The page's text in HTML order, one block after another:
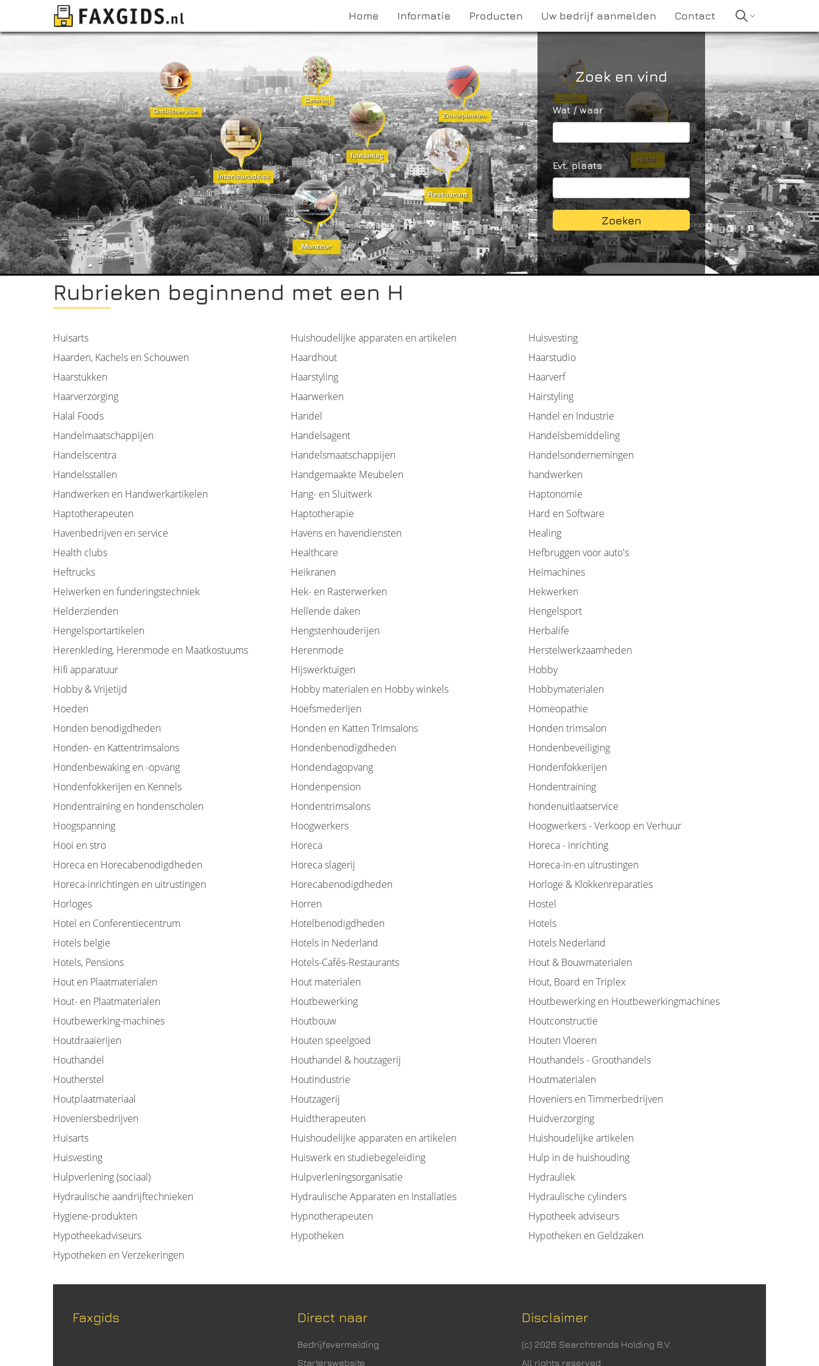
Home Informatie Producten Uw bedrijf aanmelden Contact
Zoek en vind
Wat / waar
Evt. plaats
Zoeken
Rubrieken beginnend met een H
Huisarts Huishoudelijke apparaten en artikelen
Huisvesting
Haarden, Kachels en Schouwen
Haardhout
Haarstudio
Haarstukken
Haarstyling
Haarverf
Haarverzorging
Haarwerken
Hairstyling
Halal Foods
Handel
Handel en Industrie
Handelmaatschappijen
Handelsagent
Handelsbemiddeling
Handelscentra
Handelsmaatschappijen
Handelsondernemingen
Handelsstallen
Handgemaakte Meubelen
handwerken
Handwerken en Handwerkartikelen
Hang- en Sluitwerk
Haptonomie
Haptotherapeuten
Haptotherapie
Hard en Software
Havenbedrijven en service
Havens en havendiensten
Healing
Health clubs
Healthcare
Hefbruggen voor auto's
Heftrucks
Heikranen
Heimachines
Heiwerken en funderingstechniek
Hek- en Rasterwerken
Hekwerken
Helderzienden
Hellende daken
Hengelsport
Hengelsportartikelen
Hengstenhouderijen
Herbalife
Herenkleding, Herenmode en Maatkostuums
Herenmode
Herstelwerkzaamheden
Hifi apparatuur
Hijswerktuigen
Hobby
Hobby & Vrijetijd
Hobby materialen en Hobby winkels
Hobbymaterialen
Hoeden
Hoefsmederijen
Homeopathie
Honden benodigdheden
Honden en Katten Trimsalons
Honden trimsalon
Honden- en Kattentrimsalons
Hondenbenodigdheden
Hondenbeveiliging
Hondenbewaking en -opvang
Hondendagopvang
Hondenfokkerijen
Hondenfokkerijen en Kennels
Hondenpension
Hondentraining
Hondentraining en hondenscholen
Hondentrimsalons
hondenuitlaatservice
Hoogspanning
Hoogwerkers
Hoogwerkers - Verkoop en Verhuur
Hooi en stro
Horeca
Horeca - inrichting
Horeca en Horecabenodigdheden
Horeca slagerij
Horeca-in-en uitrustingen
Horeca-inrichtingen en uitrustingen
Horecabenodigdheden
Horloge & Klokkenreparaties
Horloges
Horren
Hostel
Hotel en Conferentiecentrum
Hotelbenodigdheden
Hotels
Hotels belgie
Hotels in Nederland
Hotels Nederland
Hotels, Pensions
Hotels-Cafés-Restaurants
Hout & Bouwmaterialen
Hout en Plaatmaterialen
Hout materialen
Hout, Board en Triplex
Hout- en Plaatmaterialen
Houtbewerking
Houtbewerking en Houtbewerkingmachines
Houtbewerking-machines
Houtbouw
Houtconstructie
Houtdraaierijen
Houten speelgoed
Houten Vloeren
Houthandel
Houthandel & houtzagerij
Houthandels - Groothandels
Houtherstel
Houtindustrie
Houtmaterialen
Houtplaatmateriaal
Houtzagerij
Hoveniers en Timmerbedrijven
Hoveniersbedrijven
Huidtherapeuten
Huidverzorging
Huisarts
Huishoudelijke apparaten en artikelen
Huishoudelijke artikelen
Huisvesting
Huiswerk en studiebegeleiding
Hulp in de huishouding
Hulpverlening (sociaal)
Hulpverleningsorganisatie
Hydrauliek
Hydraulische aandrijftechnieken
Hydraulische Apparaten en Installaties
Hydraulische cylinders
Hygiene-produkten
Hypnotherapeuten
Hypotheek adviseurs
Hypotheekadviseurs
Hypotheken
Hypotheken en Geldzaken
Hypotheken en Verzekeringen
Faxgids Direct naar
Bedrijfsvermelding
Starterswebsite
Disclaimer
(c) 2026 Searchtrends Holding B.V.
All rights reserved